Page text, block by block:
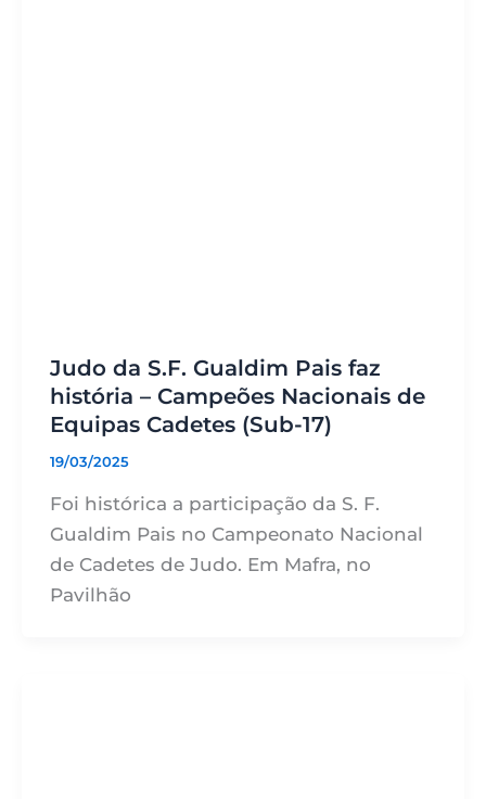
Judo da S.F. Gualdim Pais faz
história – Campeões Nacionais de
Equipas Cadetes (Sub-17)
19/03/2025
Foi histórica a participação da S. F.
Gualdim Pais no Campeonato Nacional
de Cadetes de Judo. Em Mafra, no
Pavilhão